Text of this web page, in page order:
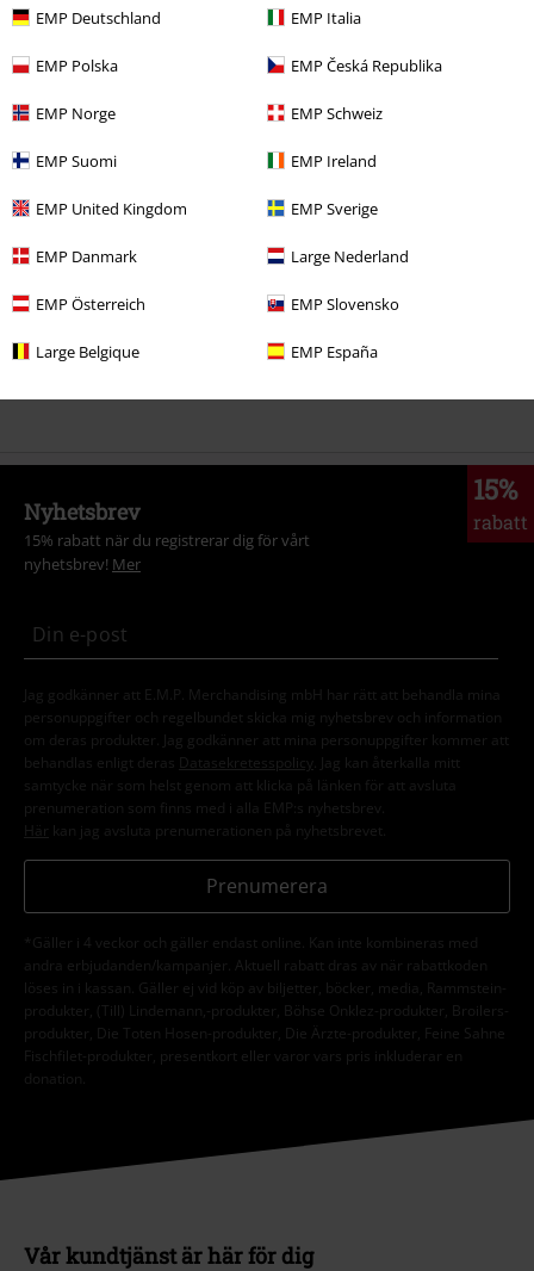
EMP Deutschland EMP Italia
EMP Polska EMP Česká Republika
EMP Norge EMP Schweiz
EMP Suomi EMP Ireland
EMP United Kingdom EMP Sverige
EMP Danmark Large Nederland
EMP Österreich EMP Slovensko
Large Belgique EMP España
Kommentar
More categories. More options.
Accessoarer Loopsjalar
Rea %
Rea % Killar
Rea %
15%
rabatt
Nyhetsbrev
15% rabatt när du registrerar dig för vårt
nyhetsbrev! Mer
Jag godkänner att E.M.P. Merchandising mbH har rätt att behandla mina
personuppgifter och regelbundet skicka mig nyhetsbrev och information
om deras produkter. Jag godkänner att mina personuppgifter kommer att
behandlas enligt deras
Datasekretesspolicy
. Jag kan återkalla mitt
samtycke när som helst genom att klicka på länken för att avsluta
prenumeration som finns med i alla EMP:s nyhetsbrev.
Här kan jag avsluta prenumerationen på nyhetsbrevet.
Prenumerera
*Gäller i 4 veckor och gäller endast online. Kan inte kombineras med
andra erbjudanden/kampanjer. Aktuell rabatt dras av när rabattkoden
löses in i kassan. Gäller ej vid köp av biljetter, böcker, media, Rammstein-
produkter, (Till) Lindemann,-produkter, Böhse Onklez-produkter, Broilers-
produkter, Die Toten Hosen-produkter, Die Ärzte-produkter, Feine Sahne
Fischfilet-produkter, presentkort eller varor vars pris inkluderar en
donation.
Vår kundtjänst är här för dig